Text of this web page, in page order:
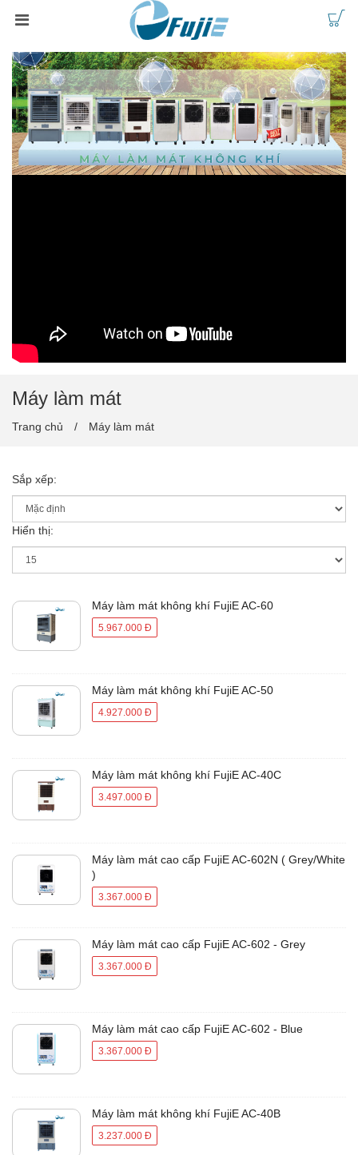
Máy làm mát
Trang chủ Máy làm mát
Sắp xếp:
Hiển thị:
Máy làm mát không khí FujiE AC-60
5.967.000 Đ
Máy làm mát không khí FujiE AC-50
4.927.000 Đ
Máy làm mát không khí FujiE AC-40C
3.497.000 Đ
Máy làm mát cao cấp FujiE AC-602N ( Grey/White
)
3.367.000 Đ
Máy làm mát cao cấp FujiE AC-602 - Grey
3.367.000 Đ
Máy làm mát cao cấp FujiE AC-602 - Blue
3.367.000 Đ
Máy làm mát không khí FujiE AC-40B
3.237.000 Đ